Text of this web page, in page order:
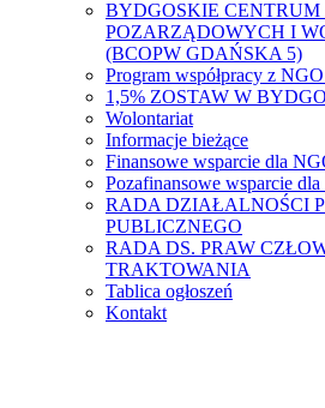
BYDGOSKIE
POZARZĄDOWYCH I
(BCOPW GDAŃSKA 5)
Program współpracy z
1,5% ZOSTAW W
Wolontariat
Informacje bieżące
Finansowe wsparcie dla
Pozafinansowe wsparcie
RADA DZIAŁALNOŚCI
PUBLICZNEGO
RADA DS. PRAW
TRAKTOWANIA
Tablica ogłoszeń
Kontakt